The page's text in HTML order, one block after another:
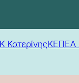
ΚατερίνηςΚΕΠΕΑ